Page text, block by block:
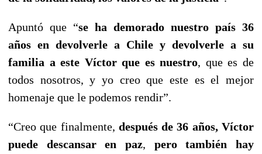
Apuntó que “se ha demorado nuestro país 36
años en devolverle a Chile y devolverle a su
familia a este Víctor que es nuestro, que es de
todos nosotros, y yo creo que este es el mejor
homenaje que le podemos rendir”.
“Creo que finalmente, después de 36 años, Víctor
puede descansar en paz, pero también hay